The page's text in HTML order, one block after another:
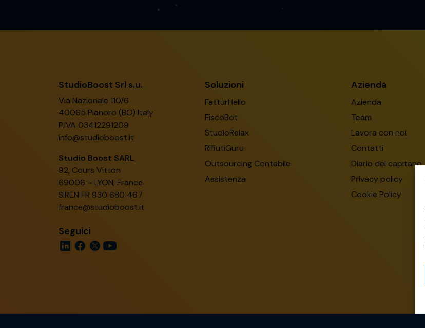
StudioBoost Srl s.u.
Via Nazionale 110/6
40065 Pianoro (BO) Italy
P.IVA 03412291209
info@studioboost.it
Studio Boost SARL
92, Cours Vitton
69006 – LYON, France
SIREN FR 930 680 467
france@studioboost.it
Seguici
Soluzioni
FatturHello
FiscoBot
StudioRelax
RifiutiGuru
Outsourcing Contabile
Assistenza
Azienda
Azienda
Team
Lavora con noi
Contatti
Diario del capitano
Privacy policy
Cookie Policy